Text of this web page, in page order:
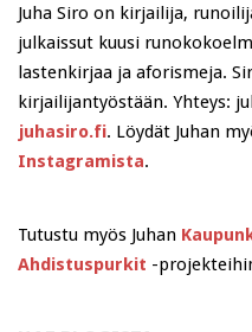
Juha Siro on kirjailija,
julkaissut kuusi
lastenkirjaa ja aforismeja.
kirjailijantyöstään. Yhteys:
juhasiro.fi. Löydät Juhan
Instagramista.
Tutustu myös Juhan
Ahdistuspurkit -